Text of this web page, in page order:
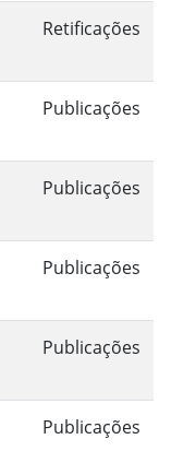
Retificações
Publicações
Publicações
Publicações
Publicações
Publicações